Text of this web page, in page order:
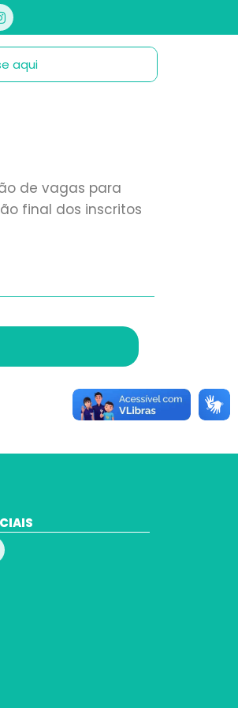
de vagas para
final dos inscritos